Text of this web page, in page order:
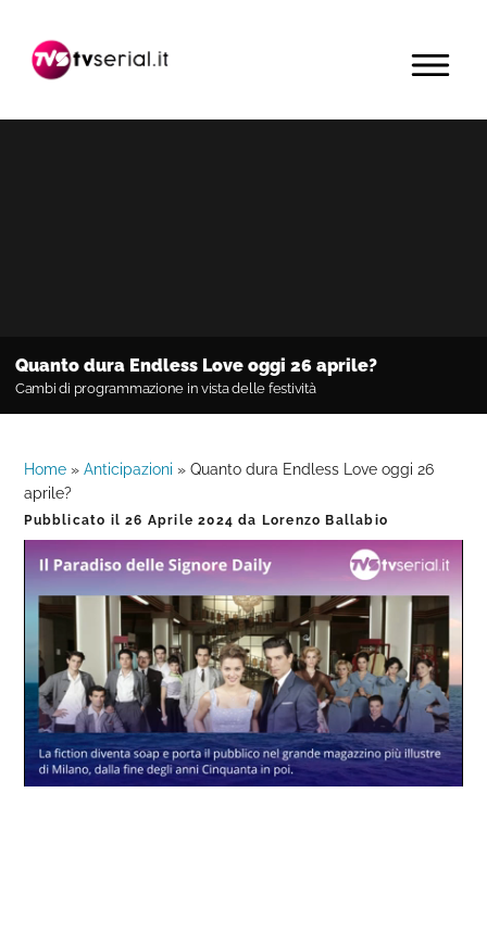
navigazione
contenuto
barra
primaria
MENU
Quanto dura Endless Love oggi 26 aprile?
Cambi di programmazione in vista delle festività
Home »Anticipazioni »Quanto dura Endless Love oggi 26
aprile?
Pubblicato il26 Aprile 2024 da Lorenzo Ballabio
Loaded:
0%
Progress:
0%